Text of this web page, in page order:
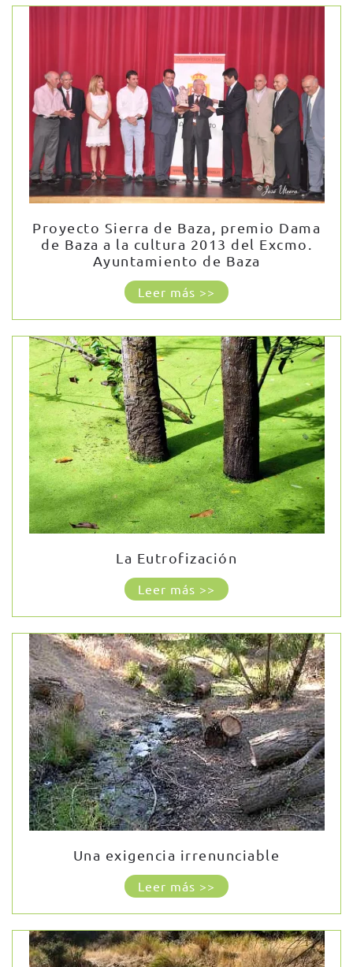
Proyecto Sierra de Baza, premio Dama
de Baza a la cultura 2013 del Excmo.
Ayuntamiento de Baza
Leer más >>
La Eutrofización
Leer más >>
Una exigencia irrenunciable
Leer más >>